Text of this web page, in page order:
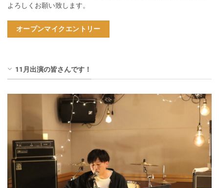
よろしくお願い致します。
オープンマイクエントリー
11月出演の皆さんです！